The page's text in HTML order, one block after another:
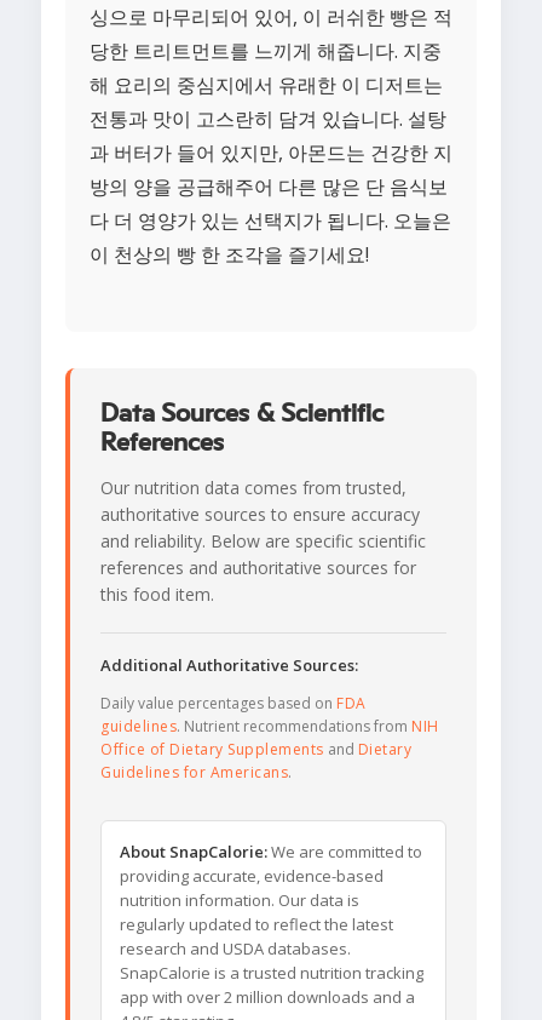
싱으로 마무리되어 있어, 이 러쉬한 빵은 적
당한 트리트먼트를 느끼게 해줍니다. 지중
해 요리의 중심지에서 유래한 이 디저트는
전통과 맛이 고스란히 담겨 있습니다. 설탕
과 버터가 들어 있지만, 아몬드는 건강한 지
방의 양을 공급해주어 다른 많은 단 음식보
다 더 영양가 있는 선택지가 됩니다. 오늘은
이 천상의 빵 한 조각을 즐기세요!
Data Sources & Scientific
References
Our nutrition data comes from trusted,
authoritative sources to ensure accuracy
and reliability. Below are specific scientific
references and authoritative sources for
this food item.
Additional Authoritative Sources:
Daily value percentages based on FDA
guidelines. Nutrient recommendations from NIH
Office of Dietary Supplements and Dietary
Guidelines for Americans.
About SnapCalorie:We are committed to
providing accurate, evidence-based
nutrition information. Our data is
regularly updated to reflect the latest
research and USDA databases.
SnapCalorie is a trusted nutrition tracking
app with over 2 million downloads and a